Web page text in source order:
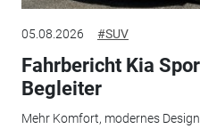
05.08.2026 #SUV
Fahrbericht Kia
Begleiter
Mehr Komfort, modernes